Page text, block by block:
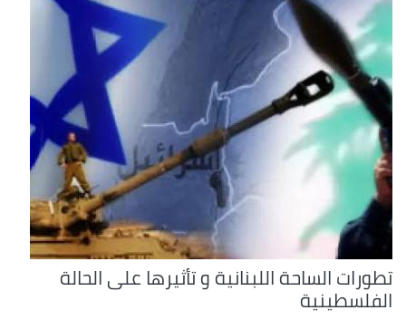
تطورات الساحة اللبنانية و تأثيرها على الحالة
الفلسطينية